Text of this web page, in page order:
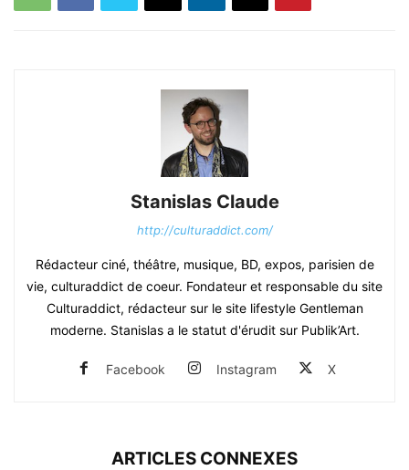
Stanislas Claude
http://culturaddict.com/
Rédacteur ciné, théâtre, musique, BD, expos, parisien de
vie, culturaddict de coeur. Fondateur et responsable du site
Culturaddict, rédacteur sur le site lifestyle Gentleman
moderne. Stanislas a le statut d'érudit sur Publik’Art.
Facebook Instagram X
ARTICLES CONNEXES